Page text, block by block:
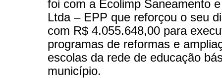
foi com a Ecolimp Saneamento
Ltda – EPP que reforçou o seu
com R$ 4.055.648,00 para
programas de reformas e
escolas da rede de educação
município.